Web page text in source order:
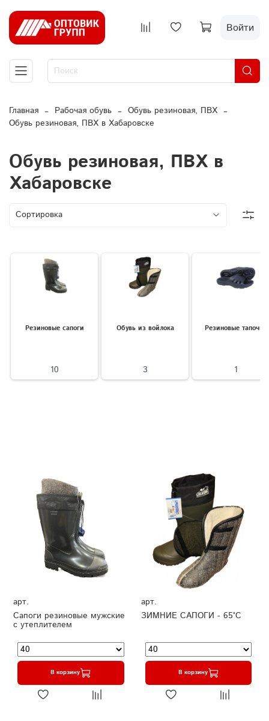
Войти
Главная Рабочая обувь
Обувь резиновая, ПВХ
Обувь резиновая, ПВХ в Хабаровске
Обувь резиновая, ПВХ в
Хабаровске
Резиновые сапоги
10
Обувь из войлока
3
Резиновые тапочки
1
арт.
Сапоги резиновые мужские
с утеплителем
В корзину
арт.
ЗИМНИЕ САПОГИ - 65°C
В корзину